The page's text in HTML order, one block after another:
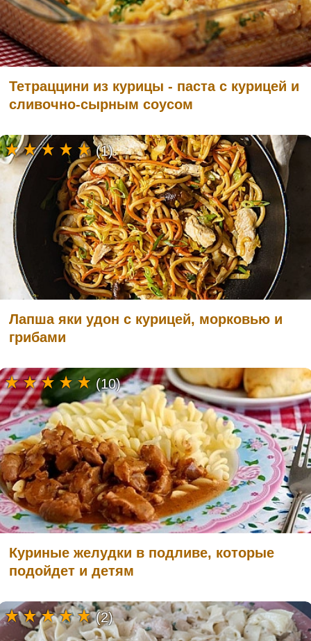
Тетраццини из курицы - паста с курицей и
сливочно-сырным соусом
Лапша яки удон с курицей, морковью и
грибами
(1)
Куриные желудки в подливе, которые
подойдет и детям
(10)
(2)